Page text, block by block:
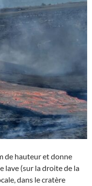
de hauteur et donne
lave (sur la droite de la
dans le cratère